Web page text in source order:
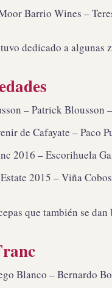
Barrio Wines –
dedicado a
– Patrick Blousson
de Cafayate – Paco
2016 – Escorihuela
2015 – Viña
que también se
Blanco – Bernardo